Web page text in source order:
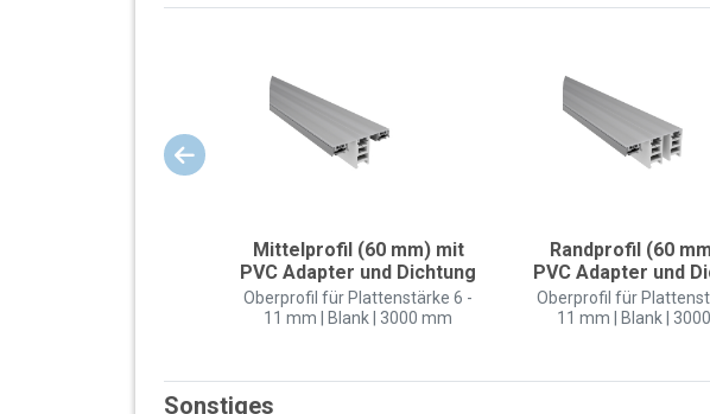
Mittelprofil (60 mm) mit
PVC Adapter und Dichtung
Oberprofil für Plattenstärke 6 -
11 mm | Blank | 3000 mm
Randprofil (60
PVC Adapter und
Oberprofil für
11 mm | Blank |
Sonstiges